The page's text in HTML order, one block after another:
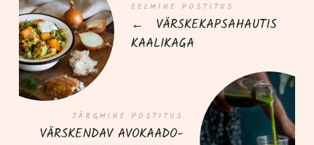
EELMINE POSTITUS
←
VÄRSKEKAPSAHAUTIS
KAALIKAGA
JÄRGMINE POSTITUS
VÄRSKENDAV AVOKAADO-